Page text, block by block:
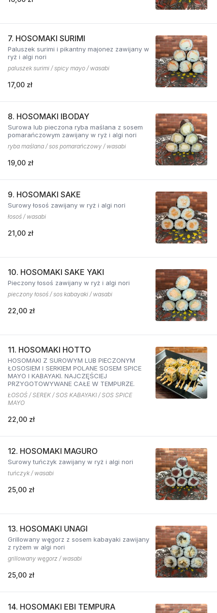
7. HOSOMAKI SURIMI
Paluszek surimi i pikantny majonez zawijany w
ryż i algi nori
paluszek surimi / spicy mayo / wasabi
17,00 zł
8. HOSOMAKI IBODAY
Surowa lub pieczona ryba maślana z sosem
pomarańczowym zawijany w ryż i algi nori
ryba maślana / sos pomarańczowy / wasabi
19,00 zł
9. HOSOMAKI SAKE
Surowy łosoś zawijany w ryż i algi nori
łosoś / wasabi
21,00 zł
10. HOSOMAKI SAKE YAKI
Pieczony łosoś zawijany w ryż i algi nori
pieczony łosoś / sos kabayaki / wasabi
22,00 zł
11. HOSOMAKI HOTTO
HOSOMAKI Z SUROWYM LUB PIECZONYM
ŁOSOSIEM I SERKIEM POLANE SOSEM SPICE
MAYO I KABAYAKI. NAJCZĘŚCIEJ
PRZYGOTOWYWANE CAŁE W TEMPURZE.
ŁOSOŚ / SEREK / SOS KABAYAKI / SOS SPICE
MAYO
22,00 zł
12. HOSOMAKI MAGURO
Surowy tuńczyk zawijany w ryż i algi nori
tuńczyk / wasabi
25,00 zł
13. HOSOMAKI UNAGI
Grillowany węgorz z sosem kabayaki zawijany
z ryżem w algi nori
grillowany węgorz / wasabi
25,00 zł
14. HOSOMAKI EBI TEMPURA